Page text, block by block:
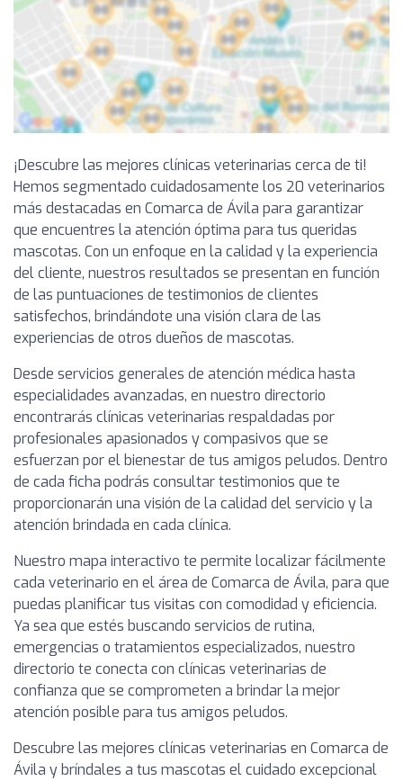
¡Descubre las mejores clínicas veterinarias cerca de ti!
Hemos segmentado cuidadosamente los 20 veterinarios
más destacadas en Comarca de Ávila para garantizar
que encuentres la atención óptima para tus queridas
mascotas. Con un enfoque en la calidad y la experiencia
del cliente, nuestros resultados se presentan en función
de las puntuaciones de testimonios de clientes
satisfechos, brindándote una visión clara de las
experiencias de otros dueños de mascotas.
Desde servicios generales de atención médica hasta
especialidades avanzadas, en nuestro directorio
encontrarás clínicas veterinarias respaldadas por
profesionales apasionados y compasivos que se
esfuerzan por el bienestar de tus amigos peludos. Dentro
de cada ficha podrás consultar testimonios que te
proporcionarán una visión de la calidad del servicio y la
atención brindada en cada clínica.
Nuestro mapa interactivo te permite localizar fácilmente
cada veterinario en el área de Comarca de Ávila, para que
puedas planificar tus visitas con comodidad y eficiencia.
Ya sea que estés buscando servicios de rutina,
emergencias o tratamientos especializados, nuestro
directorio te conecta con clínicas veterinarias de
confianza que se comprometen a brindar la mejor
atención posible para tus amigos peludos.
Descubre las mejores clínicas veterinarias en Comarca de
Ávila y bríndales a tus mascotas el cuidado excepcional